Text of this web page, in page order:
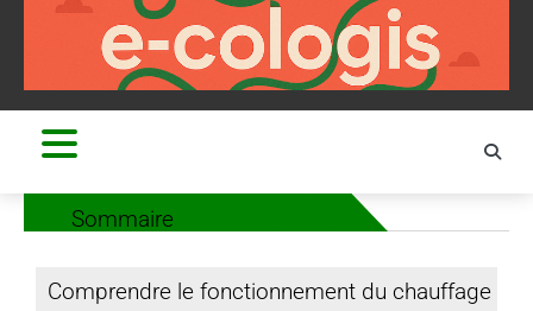
Sommaire
Comprendre le fonctionnement du chauffage